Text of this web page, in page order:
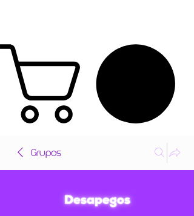
Grupos